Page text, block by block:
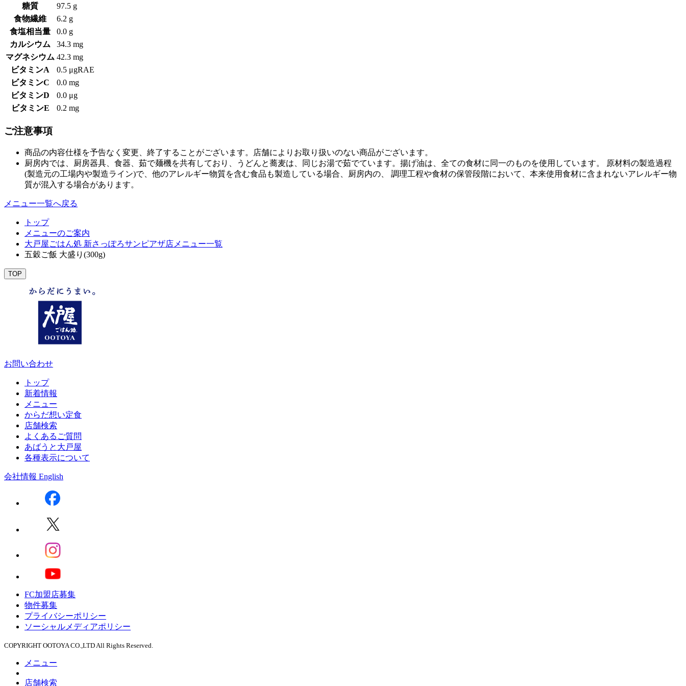
糖質
97.5 g
食物繊維
6.2 g
食塩相当量
0.0 g
カルシウム
34.3 mg
マグネシウム 42.3 mg
ビタミンA
0.5 μgRAE
ビタミンC
0.0 mg
ビタミンD
0.0 μg
ビタミンE
0.2 mg
ご注意事項
商品の内容仕様を予告なく変更、終了することがございます。店舗によりお取り扱いのない商品がございます。
厨房内では、厨房器具、食器、茹で麺機を共有しており、うどんと蕎麦は、同じお湯で茹でています。揚げ油は、全ての食材に同一のものを使用しています。 原材料の製造過程
(製造元の工場内や製造ライン)で、他のアレルギー物質を含む食品も製造している場合、厨房内の、 調理工程や食材の保管段階において、本来使用食材に含まれないアレルギー物
質が混入する場合があります。
メニュー一覧へ戻る
トップ
メニューのご案内
大戸屋ごはん処 新さっぽろサンピアザ店メニュー一覧
五穀ご飯 大盛り(300g)
TOP
お問い合わせ
トップ
新着情報
メニュー
からだ想い定食
店舗検索
よくあるご質問
あばうと大戸屋
各種表示について
会社情報 English
FC加盟店募集
物件募集
プライバシーポリシー
ソーシャルメディアポリシー
COPYRIGHT OOTOYA CO.,LTD All Rights Reserved.
メニュー
店舗検索